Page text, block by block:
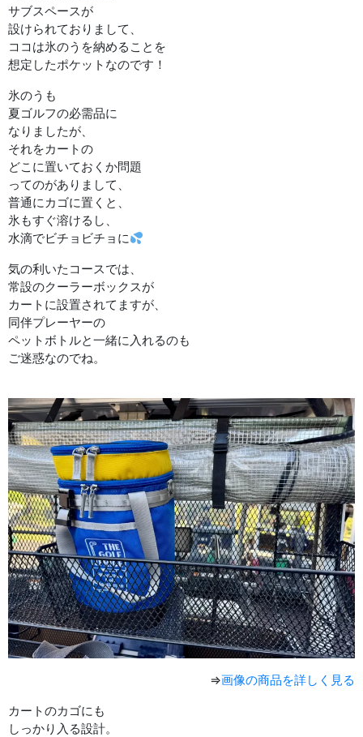
サブスペースが
設けられておりまして、
ココは氷のうを納めることを
想定したポケットなのです！
氷のうも
夏ゴルフの必需品に
なりましたが、
それをカートの
どこに置いておくか問題
ってのがありまして、
普通にカゴに置くと、
氷もすぐ溶けるし、
水滴でビチョビチョに
気の利いたコースでは、
常設のクーラーボックスが
カートに設置されてますが、
同伴プレーヤーの
ペットボトルと一緒に入れるのも
ご迷惑なのでね。
⇒画像の商品を詳しく見る
カートのカゴにも
しっかり入る設計。